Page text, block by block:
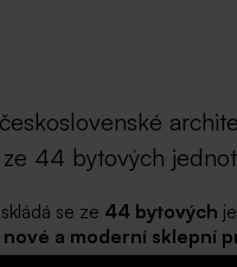
44 bytových
se ze 44 bytových
nové a moderní sklepní